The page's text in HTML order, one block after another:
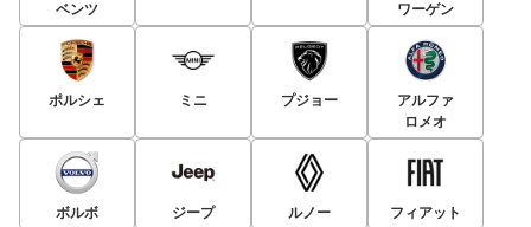
ベンツ
ワーゲン
ポルシェ ミニ プジョー
アルファ
ロメオ
ボルボ ジープ ルノー フィアット